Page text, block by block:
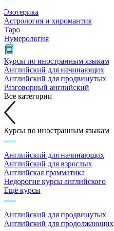
Эзотерика
Астрология и хиромантия
Таро
Нумерология
Курсы по иностранным языкам
Английский для начинающих
Английский для продвинутых
Разговорный английский
Все категории
Курсы по иностранным языкам
Английский для начинающих
Английский для взрослых
Английская грамматика
Недорогие курсы английского
Ещё курсы
Английский для продвинутых
Английский для продолжающих